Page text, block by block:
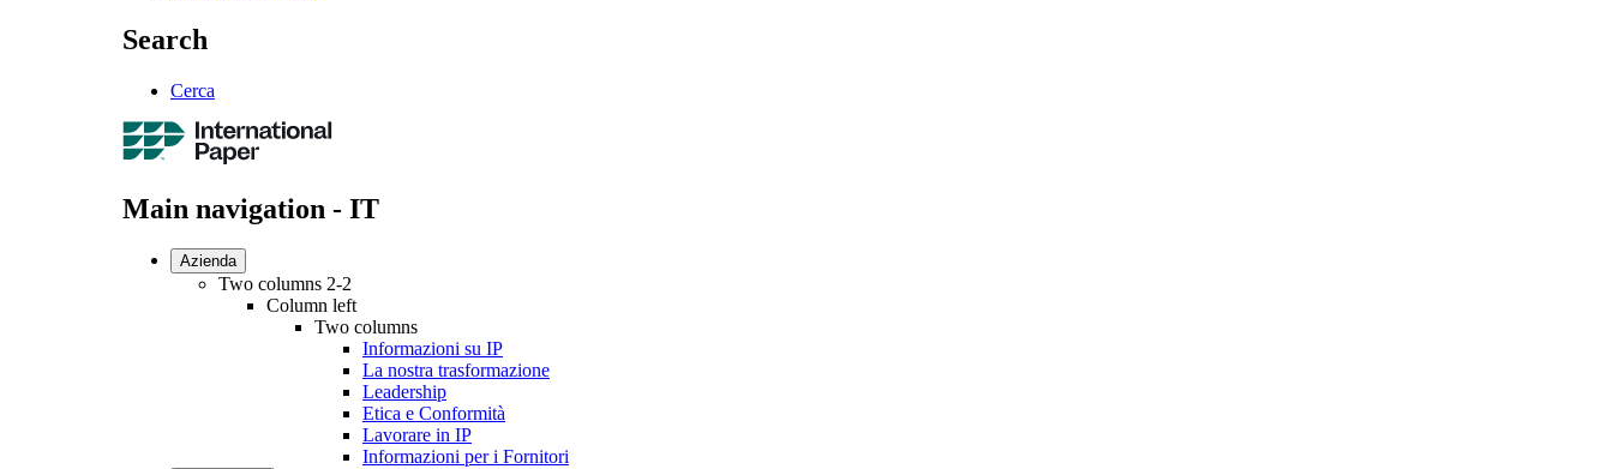
Search
Cerca
Main navigation - IT
Azienda
Two columns 2-2
Column left
Two columns
Informazioni su IP
La nostra trasformazione
Leadership
Etica e Conformità
Lavorare in IP
Informazioni per i Fornitori